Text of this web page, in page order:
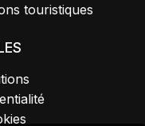
touristiques